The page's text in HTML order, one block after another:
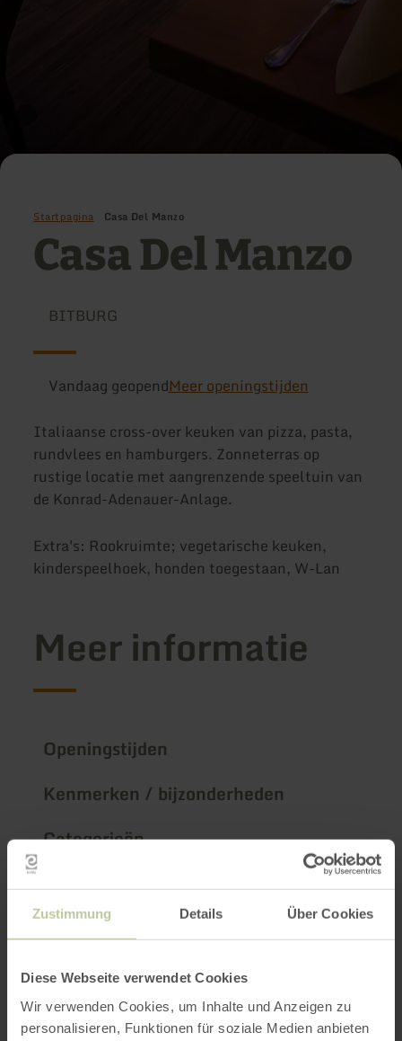
Zustimmung Details Über Cookies
Diese Webseite verwendet Cookies
Wir verwenden Cookies, um Inhalte und Anzeigen zu
personalisieren, Funktionen für soziale Medien anbieten
Startpagina Casa Del Manzo
Casa Del Manzo
BITBURG
Vandaag geopendMeer openingstijden
Italiaanse cross-over keuken van pizza, pasta,
rundvlees en hamburgers. Zonneterras op
rustige locatie met aangrenzende speeltuin van
de Konrad-Adenauer-Anlage.
Extra's: Rookruimte; vegetarische keuken,
kinderspeelhoek, honden toegestaan, W-Lan
Meer informatie
Openingstijden
Kenmerken / bijzonderheden
Categorieën
Aantal zitplaatsen
Impressies